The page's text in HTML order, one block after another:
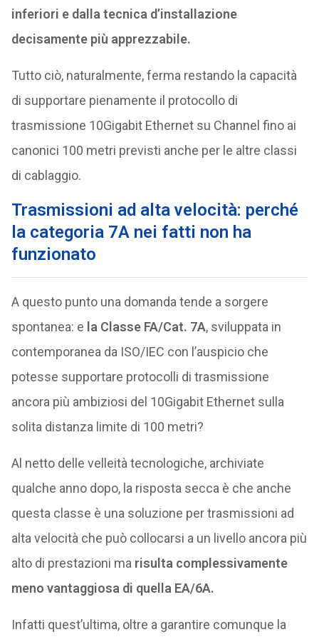
inferiori e dalla tecnica d’installazione
decisamente più apprezzabile.
Tutto ciò, naturalmente, ferma restando la capacità
di supportare pienamente il protocollo di
trasmissione 10Gigabit Ethernet su Channel fino ai
canonici 100 metri previsti anche per le altre classi
di cablaggio.
Trasmissioni ad alta velocità: perché
la categoria 7A nei fatti non ha
funzionato
A questo punto una domanda tende a sorgere
spontanea: e la Classe FA/Cat. 7A, sviluppata in
contemporanea da ISO/IEC con l’auspicio che
potesse supportare protocolli di trasmissione
ancora più ambiziosi del 10Gigabit Ethernet sulla
solita distanza limite di 100 metri?
Al netto delle velleità tecnologiche, archiviate
qualche anno dopo, la risposta secca è che anche
questa classe è una soluzione per trasmissioni ad
alta velocità che può collocarsi a un livello ancora più
alto di prestazioni ma risulta complessivamente
meno vantaggiosa di quella EA/6A.
Infatti quest’ultima, oltre a garantire comunque la